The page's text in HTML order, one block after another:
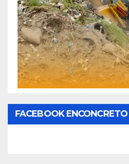
FACEBOOK ENCONCRETO